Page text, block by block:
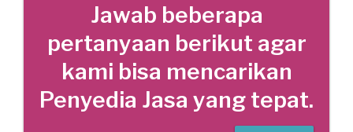
Jawab beberapa
pertanyaan berikut agar
kami bisa mencarikan
Penyedia Jasa yang tepat.